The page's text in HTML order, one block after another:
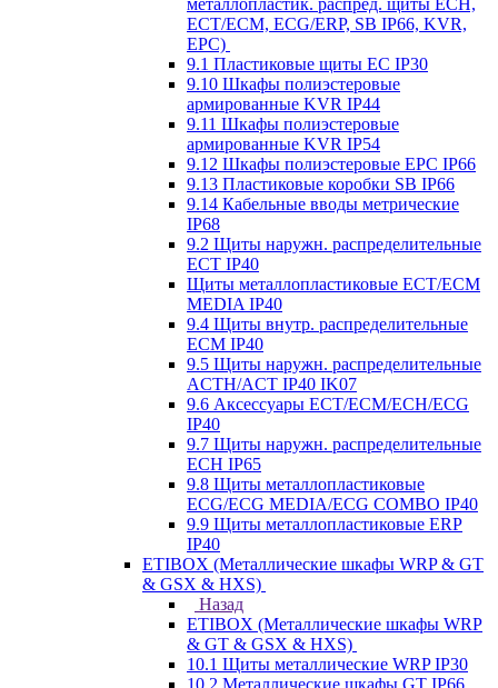
металлопластик. распред. щиты ECH,
ECT/ECM, ECG/ERP, SB IP66, KVR,
EPC)
9.1 Пластиковые щиты EC IP30
9.10 Шкафы полиэстеровые
армированные KVR IP44
9.11 Шкафы полиэстеровые
армированные KVR IP54
9.12 Шкафы полиэстеровые EPC IP66
9.13 Пластиковые коробки SB IP66
9.14 Кабельные вводы метрические
IP68
9.2 Щиты наружн. распределительные
ECT IP40
Щиты металлопластиковые ECT/ECM
MEDIA IP40
9.4 Щиты внутр. распределительные
ECМ IP40
9.5 Щиты наружн. распределительные
ACTH/ACT IP40 IK07
9.6 Аксессуары ECT/ECM/ECH/ECG
IP40
9.7 Щиты наружн. распределительные
ECH IP65
9.8 Щиты металлопластиковые
ECG/ECG MEDIA/ECG COMBO IP40
9.9 Щиты металлопластиковые ERP
IP40
ETIBOX (Металлические шкафы WRP & GT
& GSX & HXS)
Назад
ETIBOX (Металлические шкафы WRP
& GT & GSX & HXS)
10.1 Щиты металлические WRP IP30
10.2 Металлические шкафы GT IP66